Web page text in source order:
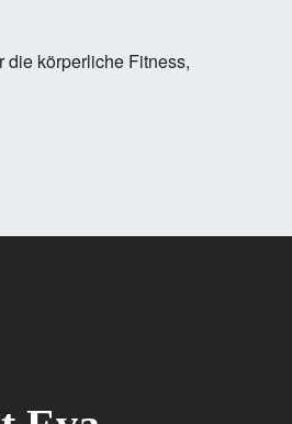
die körperliche Fitness,